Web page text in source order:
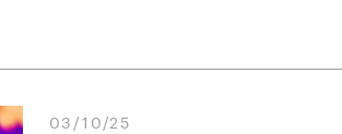
03/10/25